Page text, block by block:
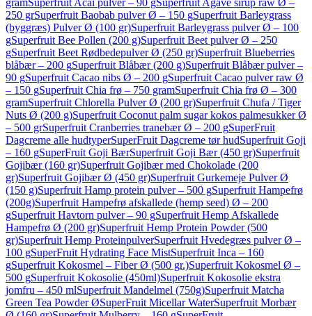
gramSuperfruit Acai pulver – 90 gSuperfruit Agave sirup raw Ø –
250 grSuperfruit Baobab pulver Ø – 150 gSuperfruit Barleygrass
(byggræs) Pulver Ø (100 gr)Superfruit Barleygrass pulver Ø – 100
gSuperfruit Bee Pollen (200 g)Superfruit Beet pulver Ø – 250
gSuperfruit Beet Rødbedepulver Ø (250 gr)Superfruit Blueberries
blåbær – 200 gSuperfruit Blåbær (200 g)Superfruit Blåbær pulver –
90 gSuperfruit Cacao nibs Ø – 200 gSuperfruit Cacao pulver raw Ø
– 150 gSuperfruit Chia frø – 750 gramSuperfruit Chia frø Ø – 300
gramSuperfruit Chlorella Pulver Ø (200 gr)Superfruit Chufa / Tiger
Nuts Ø (200 g)Superfruit Coconut palm sugar kokos palmesukker Ø
– 500 grSuperfruit Cranberries tranebær Ø – 200 gSuperFruit
Dagcreme alle hudtyperSuperFruit Dagcreme tør hudSuperfruit Goji
– 160 gSuperFruit Goji BærSuperfruit Goji Bær (450 gr)Superfruit
Gojibær (160 gr)Superfruit Gojibær med Chokolade (200
gr)Superfruit Gojibær Ø (450 gr)Superfruit Gurkemeje Pulver Ø
(150 g)Superfruit Hamp protein pulver – 500 gSuperfruit Hampefrø
(200g)Superfruit Hampefrø afskallede (hemp seed) Ø – 200
gSuperfruit Havtorn pulver – 90 gSuperfruit Hemp Afskallede
Hampefrø Ø (200 gr)Superfruit Hemp Protein Powder (500
gr)Superfruit Hemp ProteinpulverSuperfruit Hvedegræs pulver Ø –
100 gSuperFruit Hydrating Face MistSuperfruit Inca – 160
gSuperfruit Kokosmel – Fiber Ø (500 gr.)Superfruit Kokosmel Ø –
500 gSuperfruit Kokosolie (450ml)Superfruit Kokosolie ekstra
jomfru – 450 mlSuperfruit Mandelmel (750g)Superfruit Matcha
Green Tea Powder ØSuperFruit Micellar WaterSuperfruit Morbær